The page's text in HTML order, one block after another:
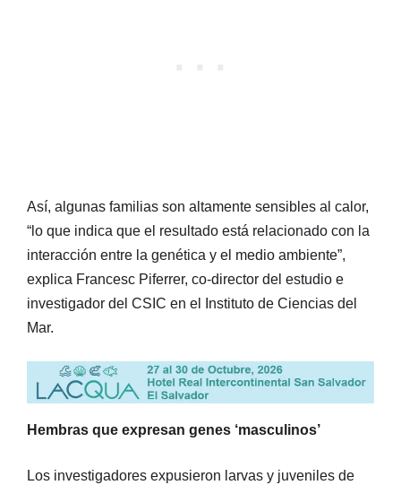
Así, algunas familias son altamente sensibles al calor,
“lo que indica que el resultado está relacionado con la
interacción entre la genética y el medio ambiente”,
explica Francesc Piferrer, co-director del estudio e
investigador del CSIC en el Instituto de Ciencias del
Mar.
Hembras que expresan genes ‘masculinos’
Los investigadores expusieron larvas y juveniles de